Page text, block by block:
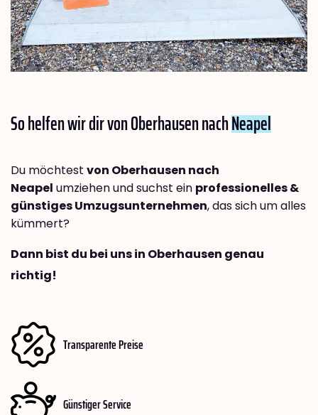
So helfen wir dir von Oberhausen nachNeapel
Du möchtest von Oberhausen nach
Neapel umziehen und suchst ein professionelles &
günstiges Umzugsunternehmen, das sich um alles
kümmert?
Dann bist du bei uns in Oberhausen genau
richtig!
Transparente Preise
Günstiger Service